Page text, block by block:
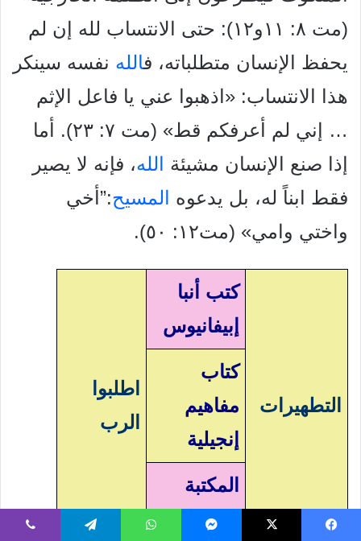
(مت ٨: ١١و١٢): حتى
الانتساب لله إن لم
يحفظ الإنسان متطلباته، فالله نفسه سينكر
هذا الانتساب: «اذهبوا عني يا فاعل الإثم
… إني لم أعرفكم قط» (مت ٧: ٢٣). أما
إذا صنع الإنسان مشيئة
الله، فإنه لا يصير
فقط ابناً له، بل يدعوه
المسيح:”أخي
واختي وامي» (مت١٢:
٥٠).
التطهيرات
كتب أنبا
إبيفانيوس
اطلبوا
الرب
كتاب
مفاهيم
إنجيلية
المكتبة
المسيحية